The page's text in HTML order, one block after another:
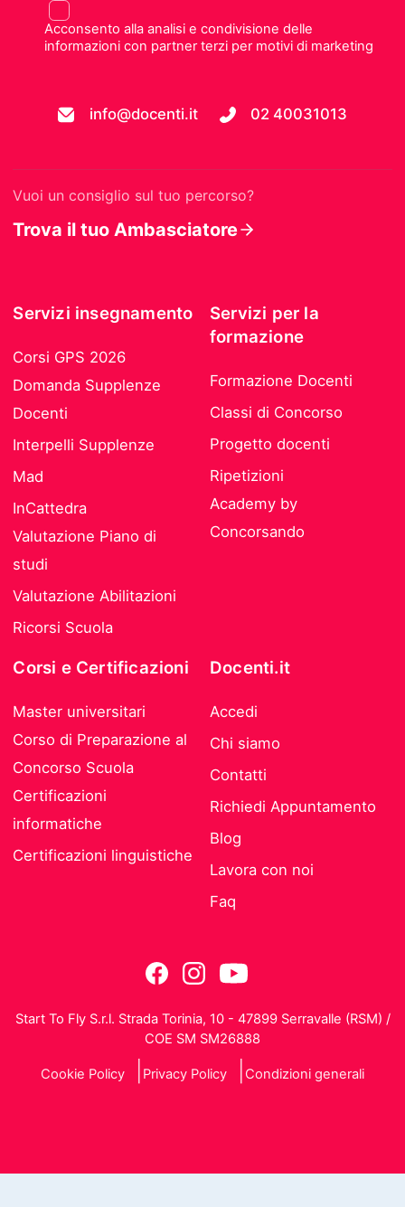
Acconsento alla analisi e condivisione delle
informazioni con partner terzi per motivi di marketing
info@docenti.it 02 40031013
Vuoi un consiglio sul tuo percorso?
Trova il tuo Ambasciatore
Servizi insegnamento
Corsi GPS 2026
Domanda Supplenze
Docenti
Interpelli Supplenze
Mad
InCattedra
Valutazione Piano di
studi
Valutazione Abilitazioni
Ricorsi Scuola
Servizi per la
formazione
Formazione Docenti
Classi di Concorso
Progetto docenti
Ripetizioni
Academy by
Concorsando
Corsi e Certificazioni
Master universitari
Corso di Preparazione al
Concorso Scuola
Certificazioni
informatiche
Certificazioni linguistiche
Docenti.it
Accedi
Chi siamo
Contatti
Richiedi Appuntamento
Blog
Lavora con noi
Faq
Start To Fly S.r.l. Strada Torinia, 10 - 47899 Serravalle (RSM) /
COE SM SM26888
Cookie Policy Privacy Policy Condizioni generali